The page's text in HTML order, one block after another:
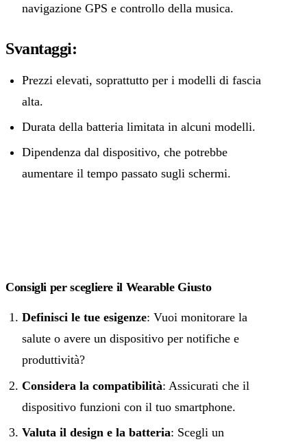
navigazione GPS e controllo della musica.
Svantaggi:
Prezzi elevati, soprattutto per i modelli di fascia
alta.
Durata della batteria limitata in alcuni modelli.
Dipendenza dal dispositivo, che potrebbe
aumentare il tempo passato sugli schermi.
Consigli per scegliere il Wearable Giusto
Definisci le tue esigenze: Vuoi monitorare la
salute o avere un dispositivo per notifiche e
produttività?
Considera la compatibilità: Assicurati che il
dispositivo funzioni con il tuo smartphone.
Valuta il design e la batteria: Scegli un